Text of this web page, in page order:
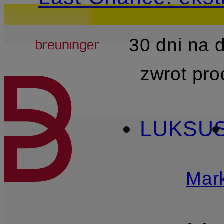
PRZEJDŹ DO GŁÓWNEJ
Breuninger
30 dni na
zwrot